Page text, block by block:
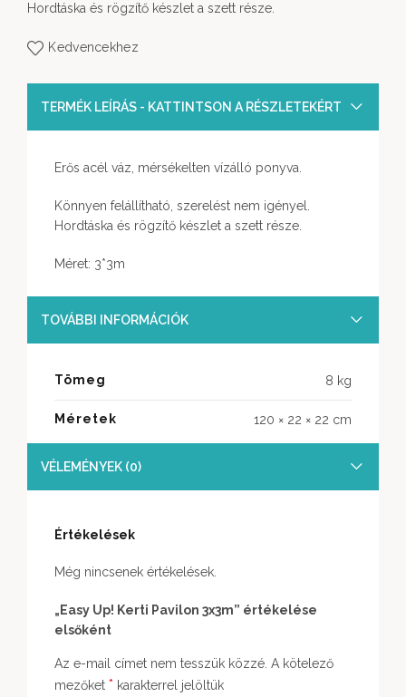
Hordtáska és rögzítő készlet a szett része.
Kedvencekhez
TERMÉK LEÍRÁS - KATTINTSON A RÉSZLETEKÉRT
Erős acél váz, mérsékelten vízálló ponyva.
Könnyen felállítható, szerelést nem igényel.
Hordtáska és rögzítő készlet a szett része.
Méret: 3*3m
TOVÁBBI INFORMÁCIÓK
Tömeg 8 kg
Méretek 120 × 22 × 22 cm
VÉLEMÉNYEK (0)
Értékelések
Még nincsenek értékelések.
„Easy Up! Kerti Pavilon 3x3m” értékelése
elsőként
Az e-mail címet nem tesszük közzé. A kötelező
mezőket * karakterrel jelöltük